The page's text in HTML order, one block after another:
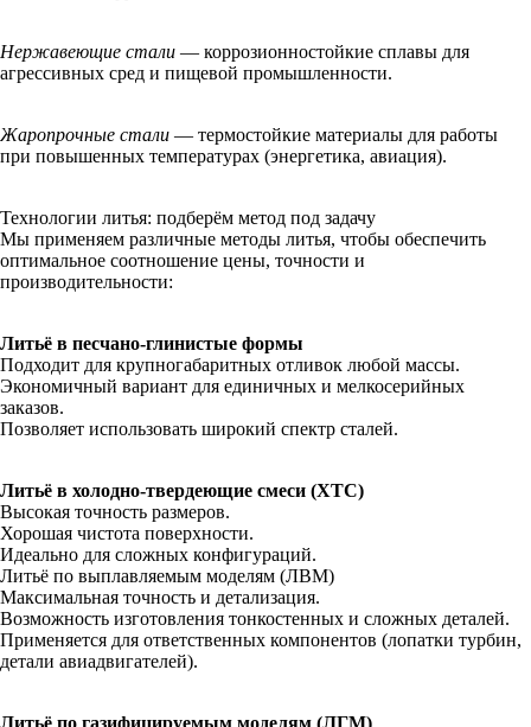
Нержавеющие стали — коррозионностойкие сплавы для
агрессивных сред и пищевой промышленности.
Жаропрочные стали — термостойкие материалы для работы
при повышенных температурах (энергетика, авиация).
Технологии литья: подберём метод под задачу
Мы применяем различные методы литья, чтобы обеспечить
оптимальное соотношение цены, точности и
производительности:
Литьё в песчано‑глинистые формы
Подходит для крупногабаритных отливок любой массы.
Экономичный вариант для единичных и мелкосерийных
заказов.
Позволяет использовать широкий спектр сталей.
Литьё в холодно‑твердеющие смеси (ХТС)
Высокая точность размеров.
Хорошая чистота поверхности.
Идеально для сложных конфигураций.
Литьё по выплавляемым моделям (ЛВМ)
Максимальная точность и детализация.
Возможность изготовления тонкостенных и сложных деталей.
Применяется для ответственных компонентов (лопатки турбин,
детали авиадвигателей).